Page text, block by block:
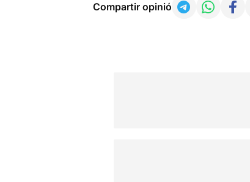
Compartir opinió